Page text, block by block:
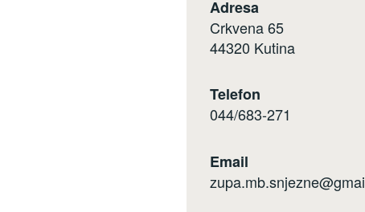
Adresa
Crkvena 65
44320 Kutina
Telefon
044/683-271
Email